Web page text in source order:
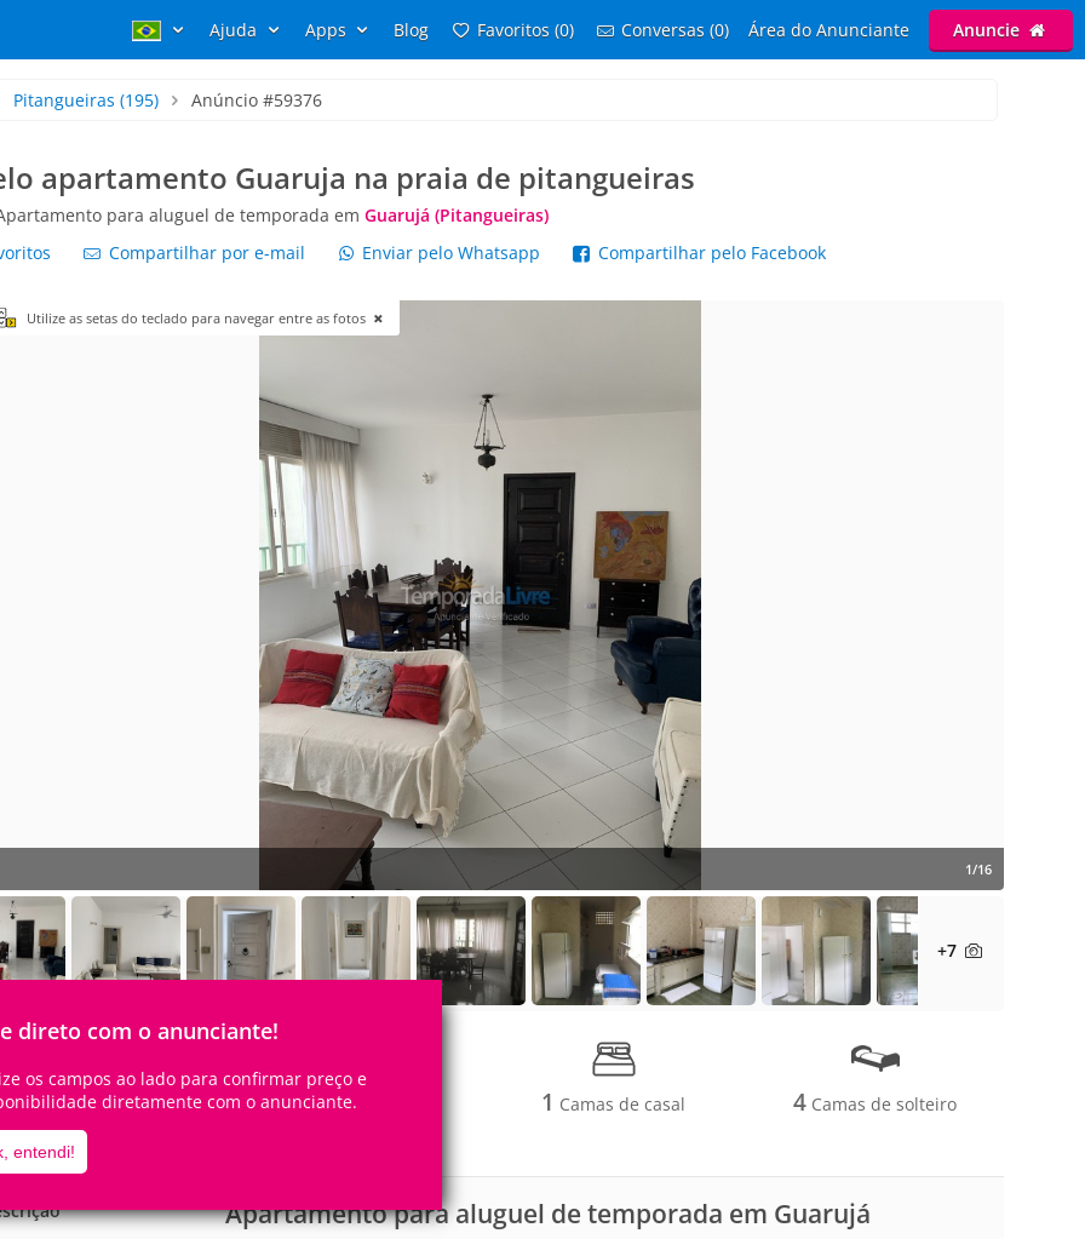
Ajuda Apps Blog Favoritos (0) Conversas (0) Área do Anunciante Anuncie
Pitangueiras (195) Anúncio #59376
apartamento Guaruja na praia de pitangueiras
para aluguel de temporada em Guarujá (Pitangueiras)
Compartilhar por e-mail Enviar pelo Whatsapp Compartilhar pelo Facebook
direto com o anunciante!
os campos ao lado para confirmar preço e
diretamente com o anunciante.
entendi!
Utilize as setas do teclado para navegar entre as fotos
1/16
+7
12Pessoas 4Quartos 1 Camas de casal 4 Camas de solteiro
Apartamento para aluguel de temporada em Guarujá